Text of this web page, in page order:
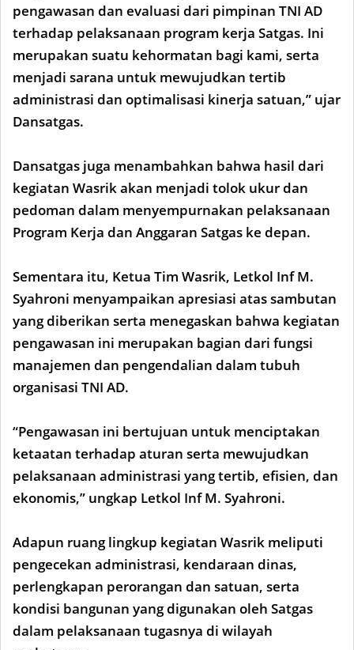
pengawasan dan evaluasi dari pimpinan TNI AD
terhadap pelaksanaan program kerja Satgas. Ini
merupakan suatu kehormatan bagi kami, serta
menjadi sarana untuk mewujudkan tertib
administrasi dan optimalisasi kinerja satuan,” ujar
Dansatgas.
Dansatgas juga menambahkan bahwa hasil dari
kegiatan Wasrik akan menjadi tolok ukur dan
pedoman dalam menyempurnakan pelaksanaan
Program Kerja dan Anggaran Satgas ke depan.
Sementara itu, Ketua Tim Wasrik, Letkol Inf M.
Syahroni menyampaikan apresiasi atas sambutan
yang diberikan serta menegaskan bahwa kegiatan
pengawasan ini merupakan bagian dari fungsi
manajemen dan pengendalian dalam tubuh
organisasi TNI AD.
“Pengawasan ini bertujuan untuk menciptakan
ketaatan terhadap aturan serta mewujudkan
pelaksanaan administrasi yang tertib, efisien, dan
ekonomis,” ungkap Letkol Inf M. Syahroni.
Adapun ruang lingkup kegiatan Wasrik meliputi
pengecekan administrasi, kendaraan dinas,
perlengkapan perorangan dan satuan, serta
kondisi bangunan yang digunakan oleh Satgas
dalam pelaksanaan tugasnya di wilayah